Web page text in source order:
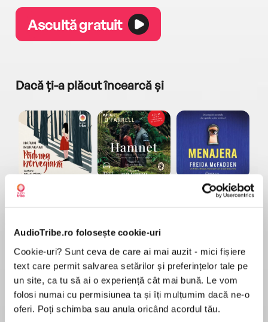
AudioTribe.ro folosește cookie-uri
Cookie-uri? Sunt ceva de care ai mai auzit - mici fișiere
text care permit salvarea setărilor și preferințelor tale pe
un site, ca tu să ai o experiență cât mai bună. Le vom
folosi numai cu permisiunea ta și îți mulțumim dacă ne-o
oferi. Poți schimba sau anula oricând acordul tău.
Ascultă gratuit
Dacă ți-a plăcut încearcă și
Pădurea norvegiană
Elita de Argint (Elita
de...
Dani Francis
Diavolul se îmbracă de
la...
Lauren Weisberger
Menajera
Freida McFadden
Migdală
Sohn Won-pyung